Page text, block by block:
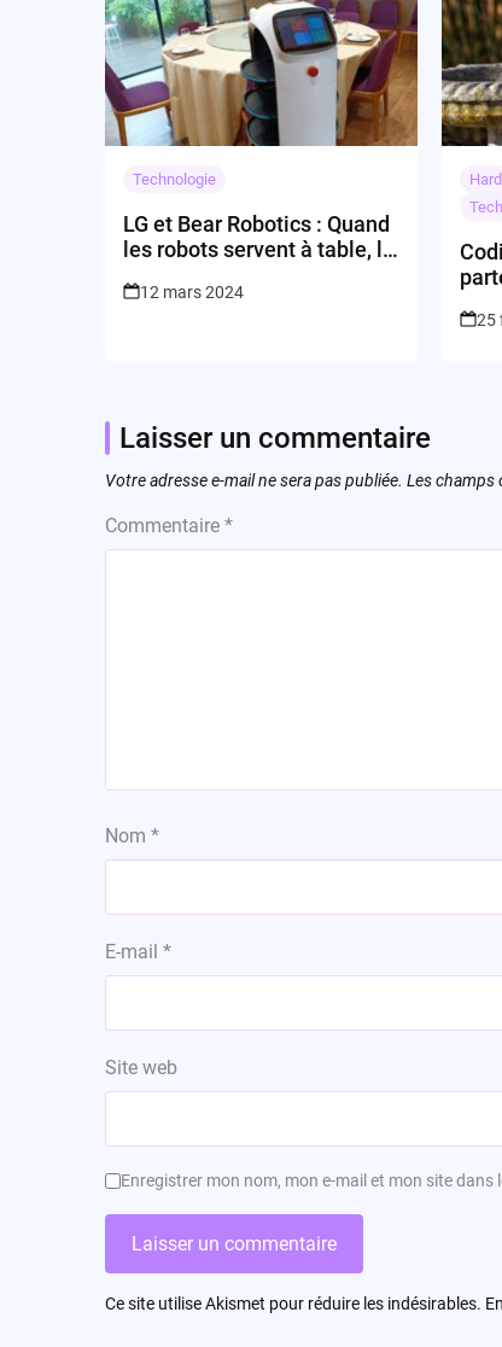
Technologie
LG et Bear Robotics : Quand
les robots servent à table, la
à la bouche!
12 mars 2024
25
Laisser un commentaire
Votre adresse e-mail ne sera pas publiée. Les champs
Commentaire *
Nom *
E-mail *
Site web
Enregistrer mon nom, mon e-mail et mon site
Ce site utilise Akismet pour réduire les indésirables.